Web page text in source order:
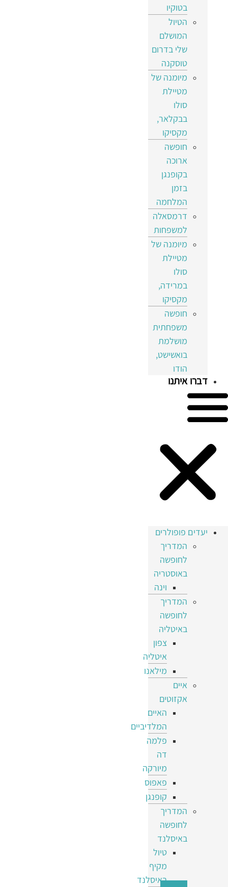
בטוקיו
הטיול
המושלם
שלי בדרום
טוסקנה
מיומנה של
מטיילת
סולו
בבקלאר,
מקסיקו
חופשה
ארוכה
בקופנגן
בזמן
המלחמה
דרמסאלה
למשפחות
מיומנה של
מטיילת
סולו
במרידה,
מקסיקו
חופשה
משפחתית
מושלמת
בואשישט,
הודו
דברו איתנו
יעדים פופולרים
המדריך
לחופשה
באוסטריה
וינה
המדריך
לחופשה
באיטליה
צפון
איטליה
מילאנו
איים
אקזוטים
האיים
המלדיביים
פלמה
דה
מיורקה
פאפוס
קופנגן
המדריך
לחופשה
באיסלנד
טיול
מקיף
באיסלנד